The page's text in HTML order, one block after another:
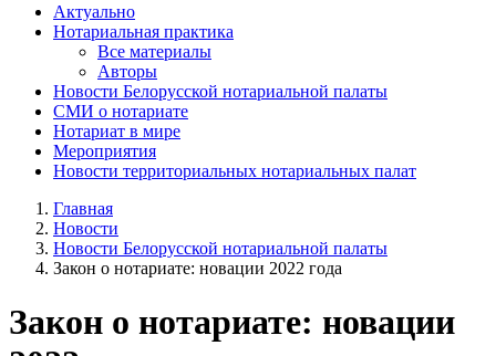
Актуально
Нотариальная практика
Все материалы
Авторы
Новости Белорусской нотариальной палаты
СМИ о нотариате
Нотариат в мире
Мероприятия
Новости территориальных нотариальных палат
Главная
Новости
Новости Белорусской нотариальной палаты
Закон о нотариате: новации 2022 года
Закон о нотариате: новации